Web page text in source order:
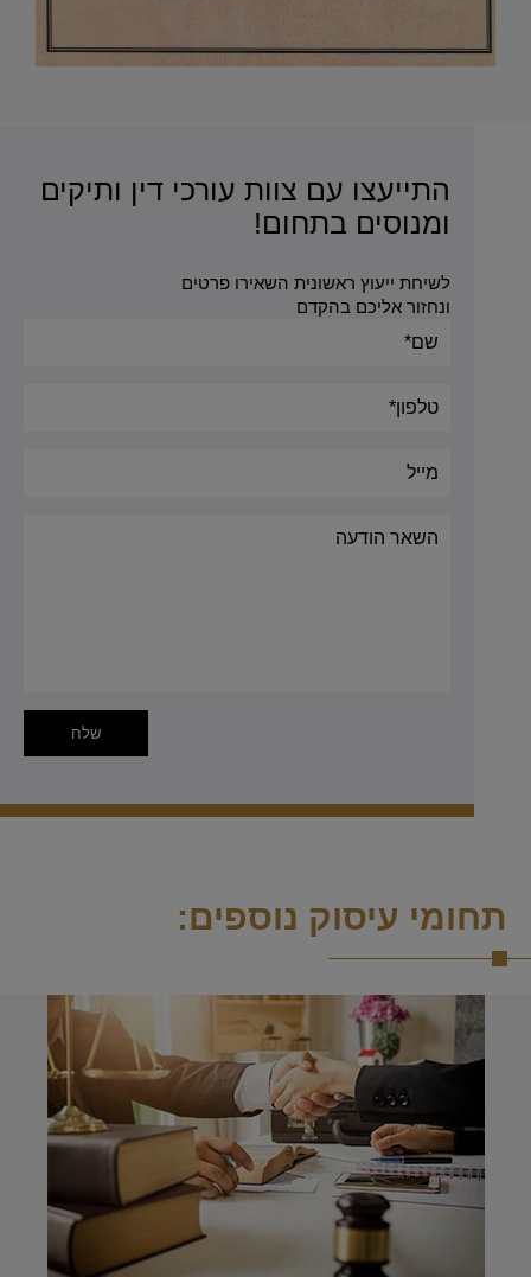
התייעצו עם צוות עורכי דין ותיקים
ומנוסים בתחום!
לשיחת ייעוץ ראשונית השאירו פרטים
ונחזור אליכם בהקדם
תחומי עיסוק נוספים: